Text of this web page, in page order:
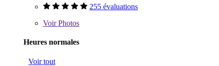
255 évaluations
VoirPhotos
Heures normales
Voir tout